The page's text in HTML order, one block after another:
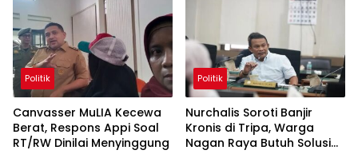
Politik
Canvasser MuLIA Kecewa
Berat, Respons Appi Soal
RT/RW Dinilai Menyinggung
Politik
Nurchalis Soroti Banjir
Kronis di Tripa, Warga
Nagan Raya Butuh Solusi